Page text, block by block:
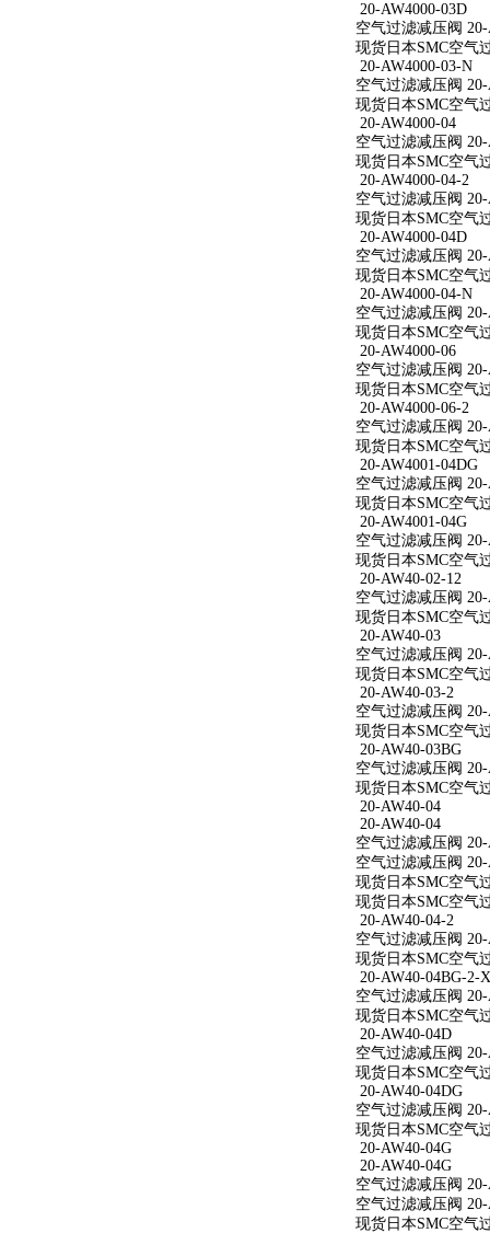
20-AW4000-03D
空气过滤减压阀 20-
现货日本SMC空气
20-AW4000-03-N
空气过滤减压阀
现货日本SMC空气
20-AW4000-04
空气过滤减压阀 20-
现货日本SMC空气
20-AW4000-04-2
空气过滤减压阀 20-
现货日本SMC空气
20-AW4000-04D
空气过滤减压阀 20-
现货日本SMC空气
20-AW4000-04-N
空气过滤减压阀
现货日本SMC空气
20-AW4000-06
空气过滤减压阀 20-
现货日本SMC空气
20-AW4000-06-2
空气过滤减压阀 20-
现货日本SMC空气
20-AW4001-04DG
空气过滤减压阀 20-
现货日本SMC空气
20-AW4001-04G
空气过滤减压阀 20-
现货日本SMC空气
20-AW40-02-12
空气过滤减压阀 20-
现货日本SMC空气
20-AW40-03
空气过滤减压阀 20-
现货日本SMC空气
20-AW40-03-2
空气过滤减压阀
现货日本SMC空气
20-AW40-03BG
空气过滤减压阀 20-
现货日本SMC空气
20-AW40-04
20-AW40-04
空气过滤减压阀 20-
空气过滤减压阀 20-
现货日本SMC空气
现货日本SMC空气
20-AW40-04-2
空气过滤减压阀
现货日本SMC空气
20-AW40-04BG-2-
空气过滤减压阀
现货日本SMC空气
20-AW40-04D
空气过滤减压阀
现货日本SMC空气
20-AW40-04DG
空气过滤减压阀
现货日本SMC空气
20-AW40-04G
20-AW40-04G
空气过滤减压阀 20-
空气过滤减压阀 20-
现货日本SMC空气